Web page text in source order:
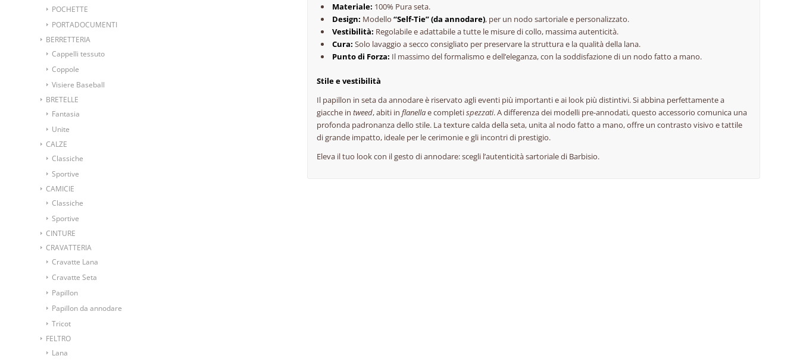
POCHETTE
PORTADOCUMENTI
BERRETTERIA
Cappelli tessuto
Coppole
Visiere Baseball
BRETELLE
Fantasia
Unite
CALZE
Classiche
Sportive
CAMICIE
Classiche
Sportive
CINTURE
CRAVATTERIA
Cravatte Lana
Cravatte Seta
Papillon
Papillon da annodare
Tricot
FELTRO
Lana
Materiale: 100% Pura seta.
Design: Modello“Self-Tie” (da annodare), per un nodo sartoriale e personalizzato.
Vestibilità: Regolabile e adattabile a tutte le misure di collo, massima autenticità.
Cura: Solo lavaggio a secco consigliato per preservare la struttura e la qualità della lana.
Punto di Forza: Il massimo del formalismo e dell’eleganza, con la soddisfazione di un nodo fatto a mano.
Stile e vestibilità
Il papillon in seta da annodare è riservato agli eventi più importanti e ai look più distintivi. Si abbina perfettamente a
giacche intweed, abiti inflanellae completispezzati. A differenza dei modelli pre-annodati, questo accessorio comunica una
profonda padronanza dello stile. La texture calda della seta, unita al nodo fatto a mano, offre un contrasto visivo e tattile
di grande impatto, ideale per le cerimonie e gli incontri di prestigio.
Eleva il tuo look con il gesto di annodare: scegli l’autenticità sartoriale di Barbisio.